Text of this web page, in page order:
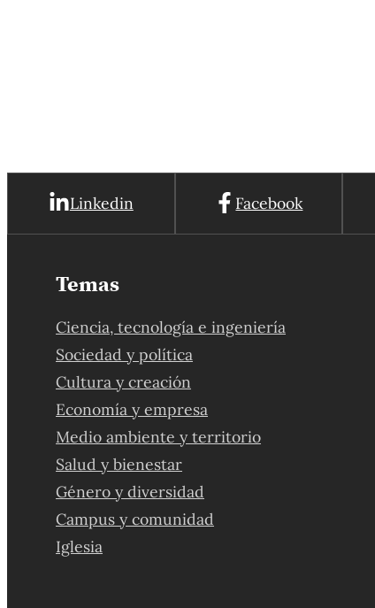
Linkedin Facebook
Temas
Ciencia, tecnología e ingeniería
Sociedad y política
Cultura y creación
Economía y empresa
Medio ambiente y territorio
Salud y bienestar
Género y diversidad
Campus y comunidad
Iglesia